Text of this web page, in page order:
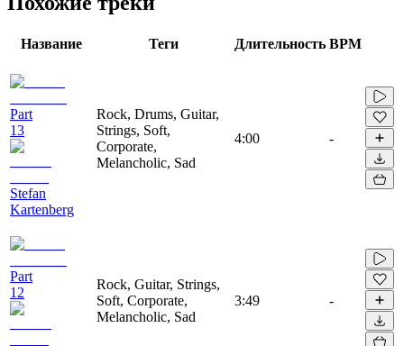
Название Теги Длительность BPM
Part
13
Stefan
Kartenberg
Rock, Drums, Guitar,
Strings, Soft,
Corporate,
Melancholic, Sad
4:00 -
Part
12
Rock, Guitar, Strings,
Soft, Corporate,
Melancholic, Sad
3:49 -